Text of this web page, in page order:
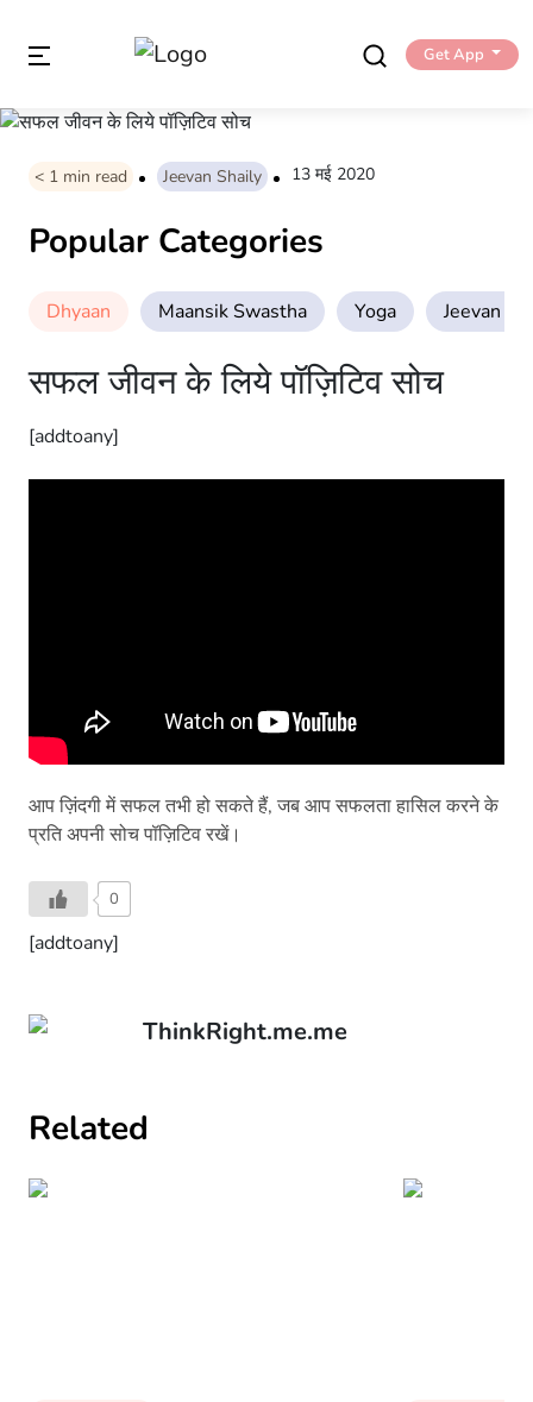
Get App
< 1 min read Jeevan Shaily 13 मई 2020
Popular Categories
Dhyaan Maansik Swastha Yoga Jeevan
सफल जीवन के लिये पॉज़िटिव सोच
[addtoany]
आप ज़िंदगी में सफल तभी हो सकते हैं, जब आप सफलता हासिल करने के
प्रति अपनी सोच पॉज़िटिव रखें।
0
[addtoany]
ThinkRight.me.me
Related